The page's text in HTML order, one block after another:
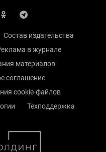
Состав издательства
в журнале
материалов
соглашение
cookie-файлов
Техподдержка